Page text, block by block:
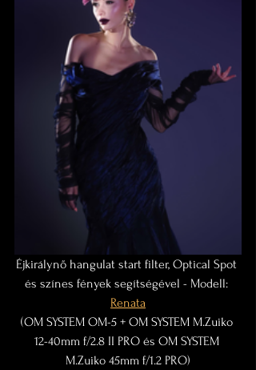
Éjkirálynő hangulat start filter, Optical Spot
és színes fények segítségével - Modell:
Renata
(OM SYSTEM OM-5 + OM SYSTEM M.Zuiko
12-40mm f/2.8 II PRO és OM SYSTEM
M.Zuiko 45mm f/1.2 PRO)